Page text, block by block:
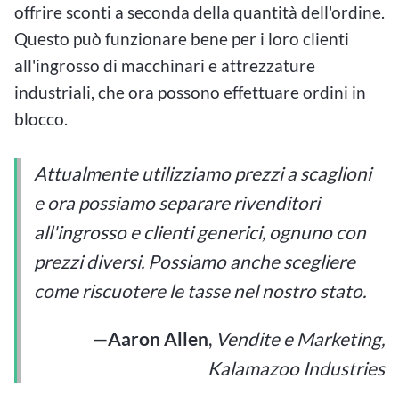
offrire sconti a seconda della quantità dell'ordine.
Questo può funzionare bene per i loro clienti
all'ingrosso di macchinari e attrezzature
industriali, che ora possono effettuare ordini in
blocco.
Attualmente utilizziamo prezzi a scaglioni
e ora possiamo separare rivenditori
all'ingrosso e clienti generici, ognuno con
prezzi diversi. Possiamo anche scegliere
come riscuotere le tasse nel nostro stato.
—Aaron Allen, Vendite e Marketing,
Kalamazoo Industries